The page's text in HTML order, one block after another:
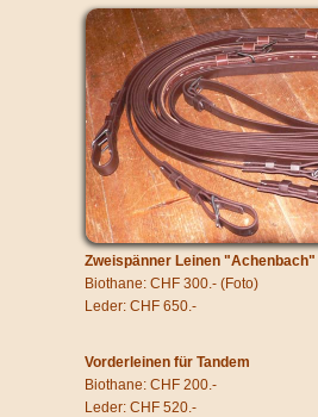
Zweispänner Leinen "Achenbach"
Biothane: CHF 300.- (Foto)
Leder: CHF 650.-
Vorderleinen für Tandem
Biothane: CHF 200.-
Leder: CHF 520.-